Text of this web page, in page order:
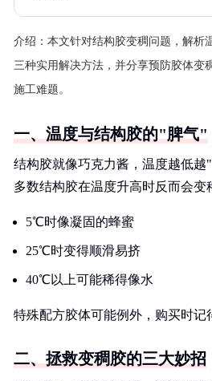
介绍： 本文针对结构胶变稠问题，解析
三种实用解决方法，并分享预防胶体变
施工难题。
一、温度与结构胶的"脾气"
结构胶就像巧克力酱，温度越低越
多数结构胶在温度升高时反而会变
5℃时像凝固的蜂蜜
25℃时变得顺滑易挤
40℃以上可能稀得像水
特殊配方胶体可能例外，购买时记
二、拯救变稠胶的三大妙招